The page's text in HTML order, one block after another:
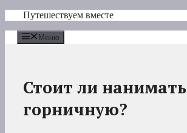
Перейти
содержимому
Путешествуем вместе
Меню
Стоит ли нанимать
горничную?